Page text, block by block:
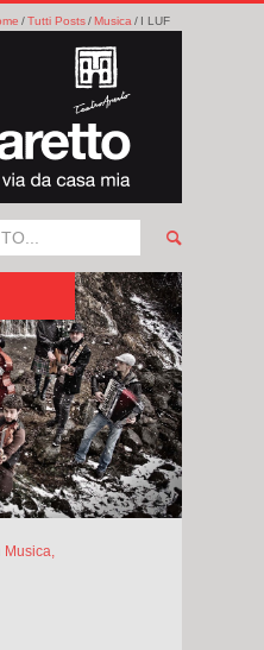
Tutti Posts Musica I LUF
Musica,